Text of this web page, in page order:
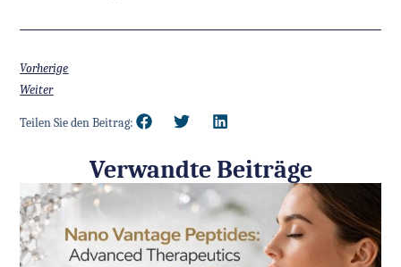
Vorherige
Weiter
Teilen Sie den Beitrag:
Verwandte Beiträge